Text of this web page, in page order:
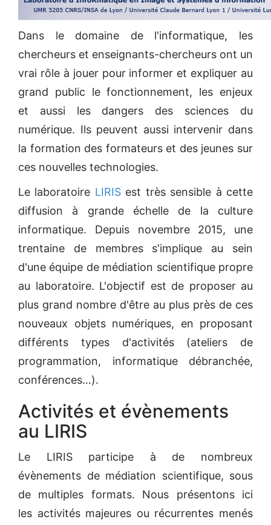
Dans le domaine de l'informatique, les
chercheurs et enseignants-chercheurs ont un
vrai rôle à jouer pour informer et expliquer au
grand public le fonctionnement, les enjeux
et aussi les dangers des sciences du
numérique. Ils peuvent aussi intervenir dans
la formation des formateurs et des jeunes sur
ces nouvelles technologies.
Le laboratoire LIRISest très sensible à cette
diffusion à grande échelle de la culture
informatique. Depuis novembre 2015, une
trentaine de membres s'implique au sein
d'une équipe de médiation scientifique propre
au laboratoire. L'objectif est de proposer au
plus grand nombre d'être au plus près de ces
nouveaux objets numériques, en proposant
différents types d'activités (ateliers de
programmation, informatique débranchée,
conférences…).
Activités et évènements
au LIRIS
Le LIRIS participe à de nombreux
évènements de médiation scientifique, sous
de multiples formats. Nous présentons ici
les activités majeures ou récurrentes menés